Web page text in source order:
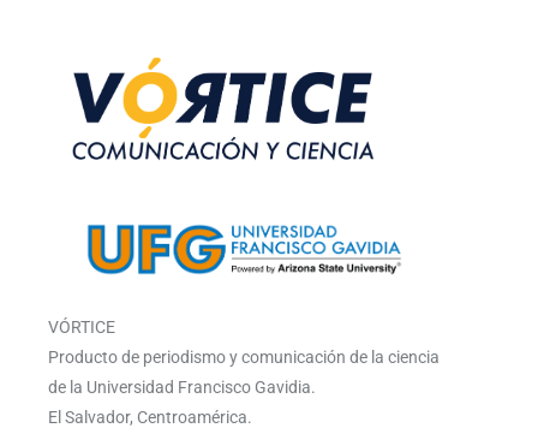
VÓRTICE
Producto de periodismo y comunicación de la ciencia
de la Universidad Francisco Gavidia.
El Salvador, Centroamérica.